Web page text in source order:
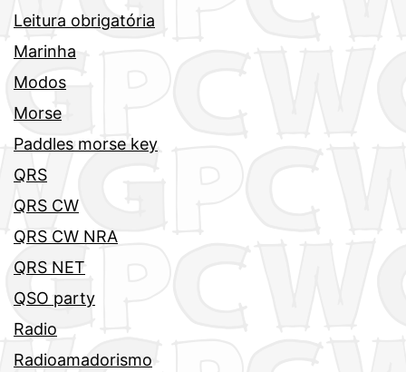
Leitura obrigatória
Marinha
Modos
Morse
Paddles morse key
QRS
QRS CW
QRS CW NRA
QRS NET
QSO party
Radio
Radioamadorismo